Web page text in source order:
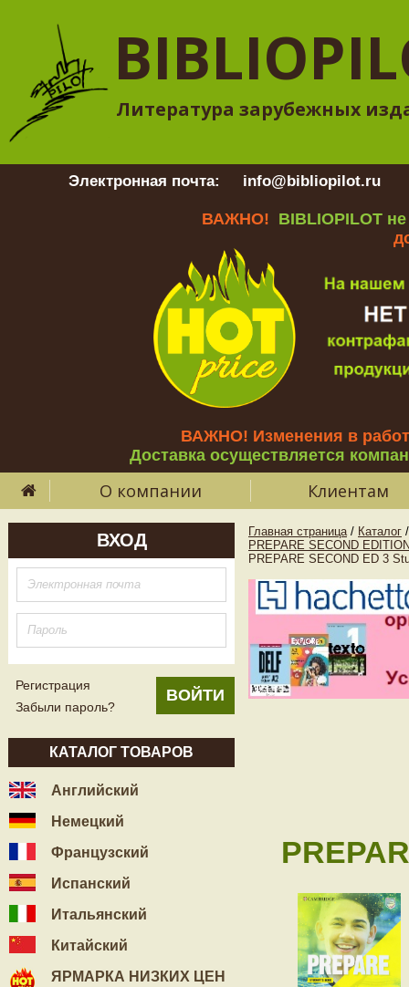
Литература зарубежных
Электронная почта: info@bibliopilot.ru
ВАЖНО! BIBLIOPILOT
ВАЖНО! Изменения в
Доставка осуществляется
О компании Клиентам
ВХОД
Регистрация
Забыли пароль?
КАТАЛОГ ТОВАРОВ
Английский
Немецкий
Французский
Испанский
Итальянский
Китайский
ЯРМАРКА НИЗКИХ ЦЕН
Главная страница / Каталог /
PREPARE SECOND
PREPARE SECOND ED 3